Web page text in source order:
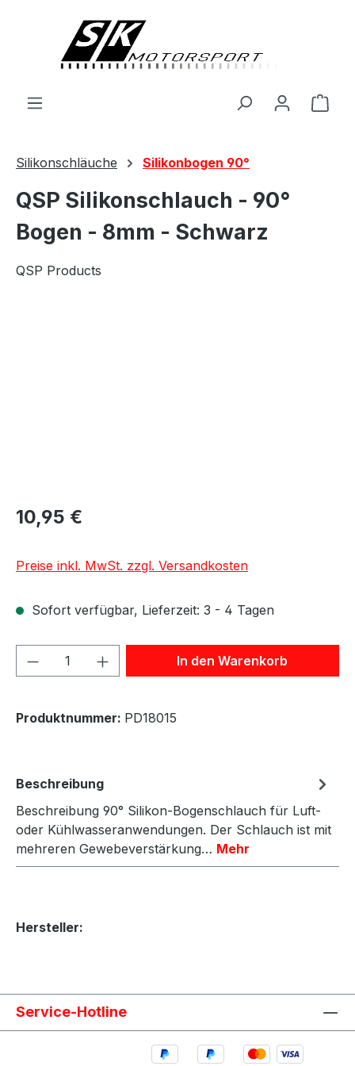
Silikonschläuche Silikonbogen 90°
QSP Silikonschlauch - 90°
Bogen - 8mm - Schwarz
QSP Products
10,95 €
Preise inkl. MwSt. zzgl. Versandkosten
Sofort verfügbar, Lieferzeit: 3 - 4 Tagen
Produkt Anzahl: Gib denIn den Warenkorb
Produktnummer: PD18015
Beschreibung
Beschreibung 90° Silikon-Bogenschlauch für Luft-
oder Kühlwasseranwendungen. Der Schlauch ist mit
mehreren Gewebeverstärkung… Mehr
Hersteller:
Service-Hotline